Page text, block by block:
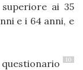
ai 35
e i 64 anni, e
10